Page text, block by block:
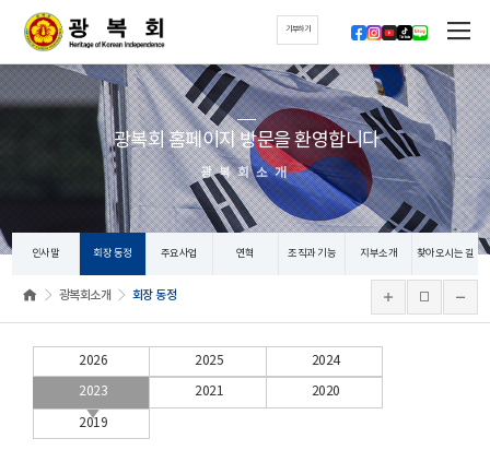
기부하기
광복회 홈페이지 방문을 환영합니다
광복회소개
인사말 회장 동정 주요사업 연혁 조직과 기능 지부소개 찾아오시는 길
광복회소개 회장 동정
2026 2025 2024
2023 2021 2020
2019